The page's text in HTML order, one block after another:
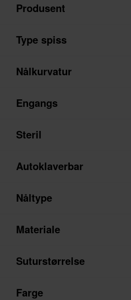
Produsent
Type spiss
Nålkurvatur
Engangs
Steril
Autoklaverbar
Nåltype
Materiale
Suturstørrelse
Farge